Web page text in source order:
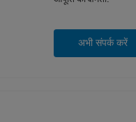
अभी संपर्क करें